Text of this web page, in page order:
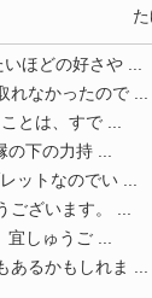
して たゆ
ほどの好さや ...
なかったので ...
とは、すで ...
下の力持 ...
ットなのでい ...
ざいます。 ...
しゅうご ...
るかもしれま ...